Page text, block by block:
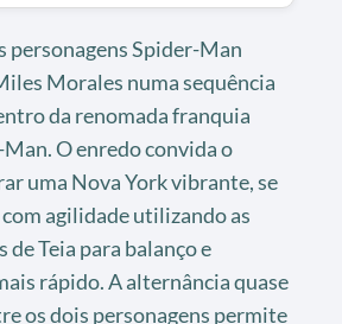
personagens Spider-Man
Morales numa sequência
da renomada franquia
O enredo convida o
uma Nova York vibrante, se
agilidade utilizando as
de Teia para balanço e
rápido. A alternância quase
os dois personagens permite